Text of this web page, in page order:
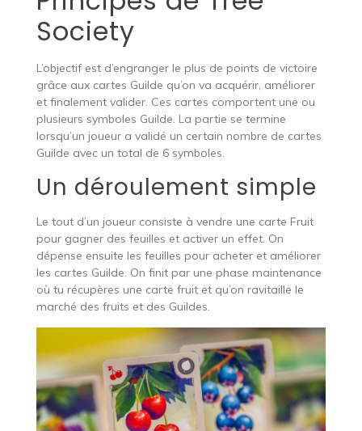
Society
L’objectif est d’engranger le plus de points de victoire
grâce aux cartes Guilde qu’on va acquérir, améliorer
et finalement valider. Ces cartes comportent une ou
plusieurs symboles Guilde. La partie se termine
lorsqu’un joueur a validé un certain nombre de cartes
Guilde avec un total de 6 symboles.
Un déroulement simple
Le tout d’un joueur consiste à vendre une carte Fruit
pour gagner des feuilles et activer un effet. On
dépense ensuite les feuilles pour acheter et améliorer
les cartes Guilde. On finit par une phase maintenance
où tu récupères une carte fruit et qu’on ravitaille le
marché des fruits et des Guildes.